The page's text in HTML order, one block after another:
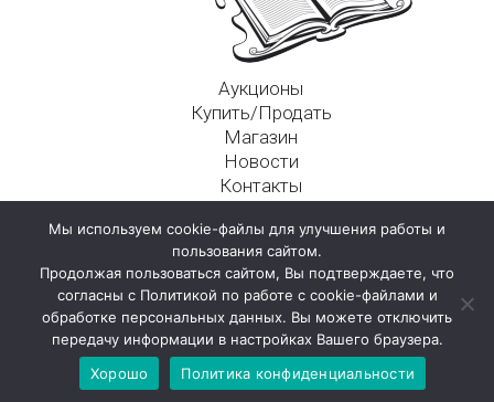
Аукционы
Купить/Продать
Магазин
Новости
Контакты
125009, г. Москва, Никитский пер., д. 4а, стр. 1
Мы используем cookie-файлы для улучшения работы и
пользования сайтом.
Продолжая пользоваться сайтом, Вы подтверждаете, что
согласны с Политикой по работе с cookie-файлами и
обработке персональных данных. Вы можете отключить
передачу информации в настройках Вашего браузера.
Хорошо
Политика конфиденциальности